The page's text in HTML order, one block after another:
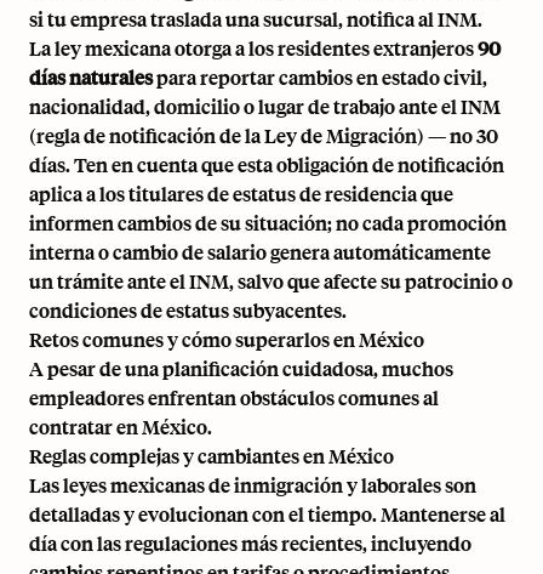
si tu empresa traslada una sucursal, notifica al INM.
La ley mexicana otorga a los residentes extranjeros90
días naturalespara reportar cambios en estado civil,
nacionalidad, domicilio o lugar de trabajo ante el INM
(regla de notificación de la Ley de Migración) — no 30
días. Ten en cuenta que esta obligación de notificación
aplica a los titulares de estatus de residencia que
informen cambios de su situación; no cada promoción
interna o cambio de salario genera automáticamente
un trámite ante el INM, salvo que afecte su patrocinio o
condiciones de estatus subyacentes.
Retos comunes y cómo superarlos en México
A pesar de una planificación cuidadosa, muchos
empleadores enfrentan obstáculos comunes al
contratar en México.
Reglas complejas y cambiantes en México
Las leyes mexicanas de inmigración y laborales son
detalladas y evolucionan con el tiempo. Mantenerse al
día con las regulaciones más recientes, incluyendo